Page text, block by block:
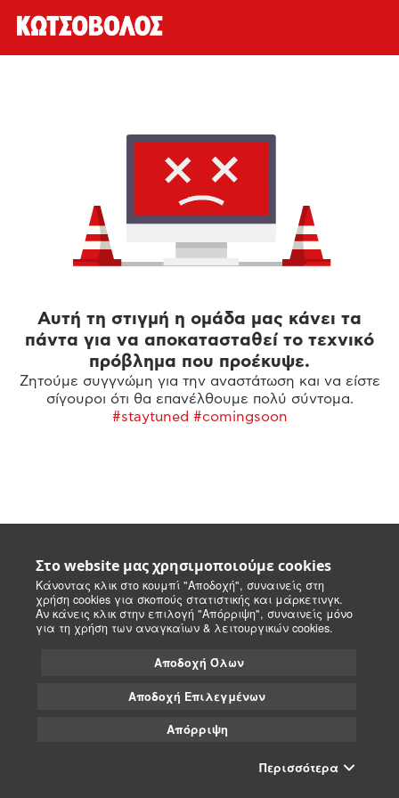
Στο website μας χρησιμοποιούμε cookies
Κάνοντας κλικ στο κουμπί "Αποδοχή", συναινείς στη
χρήση cookies για σκοπούς στατιστικής και μάρκετινγκ.
Αν κάνεις κλικ στην επιλογή "Απόρριψη", συναινείς μόνο
για τη χρήση των αναγκαίων & λειτουργικών cookies.
Αποδοχή Όλων
Αποδοχή Επιλεγμένων
Απόρριψη
Περισσότερα
Αυτή τη στιγμή η ομάδα μας κάνει τα
πάντα για να αποκατασταθεί το τεχνικό
πρόβλημα που προέκυψε.
Ζητούμε συγγνώμη για την αναστάτωση και να είστε
σίγουροι ότι θα επανέλθουμε πολύ σύντομα.
#staytuned #comingsoon